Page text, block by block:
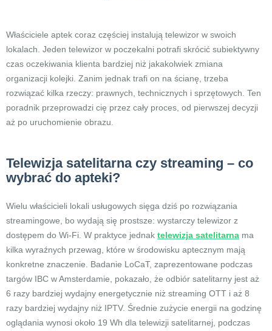
Właściciele aptek coraz częściej instalują telewizor w swoich
lokalach. Jeden telewizor w poczekalni potrafi skrócić subiektywny
czas oczekiwania klienta bardziej niż jakakolwiek zmiana
organizacji kolejki. Zanim jednak trafi on na ścianę, trzeba
rozwiązać kilka rzeczy: prawnych, technicznych i sprzętowych. Ten
poradnik przeprowadzi cię przez cały proces, od pierwszej decyzji
aż po uruchomienie obrazu.
Telewizja satelitarna czy streaming – co
wybrać do apteki?
Wielu właścicieli lokali usługowych sięga dziś po rozwiązania
streamingowe, bo wydają się prostsze: wystarczy telewizor z
dostępem do Wi-Fi. W praktyce jednak telewizja satelitarna ma
kilka wyraźnych przewag, które w środowisku aptecznym mają
konkretne znaczenie. Badanie LoCaT, zaprezentowane podczas
targów IBC w Amsterdamie, pokazało, że odbiór satelitarny jest aż
6 razy bardziej wydajny energetycznie niż streaming OTT i aż 8
razy bardziej wydajny niż IPTV. Średnie zużycie energii na godzinę
oglądania wynosi około 19 Wh dla telewizji satelitarnej, podczas